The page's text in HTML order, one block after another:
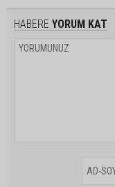
HABERE YORUM KAT